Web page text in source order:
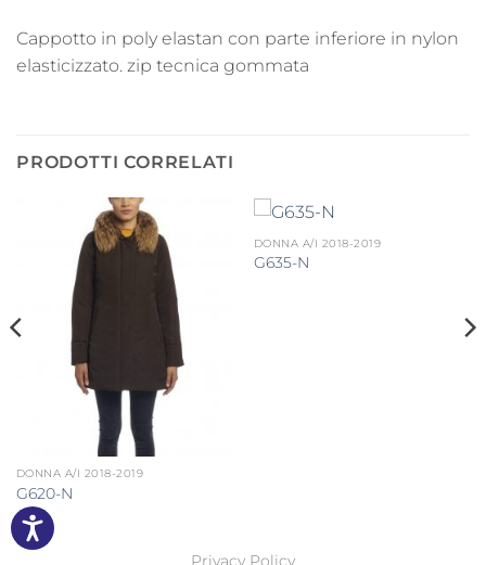
Cappotto in poly elastan con parte inferiore in nylon
elasticizzato. zip tecnica gommata
PRODOTTI CORRELATI
DONNA A/I 2018-2019
G620-N
DONNA A/I 2018-2019
G635-N
Privacy Policy